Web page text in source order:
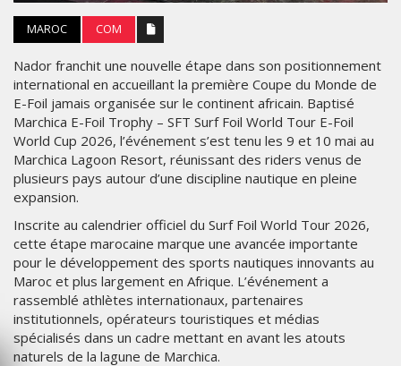
MAROC COM
Nador franchit une nouvelle étape dans son positionnement
international en accueillant la première Coupe du Monde de
E-Foil jamais organisée sur le continent africain. Baptisé
Marchica E-Foil Trophy – SFT Surf Foil World Tour E-Foil
World Cup 2026, l’événement s’est tenu les 9 et 10 mai au
Marchica Lagoon Resort, réunissant des riders venus de
plusieurs pays autour d’une discipline nautique en pleine
expansion.
Inscrite au calendrier officiel du Surf Foil World Tour 2026,
cette étape marocaine marque une avancée importante
pour le développement des sports nautiques innovants au
Maroc et plus largement en Afrique. L’événement a
rassemblé athlètes internationaux, partenaires
institutionnels, opérateurs touristiques et médias
spécialisés dans un cadre mettant en avant les atouts
naturels de la lagune de Marchica.